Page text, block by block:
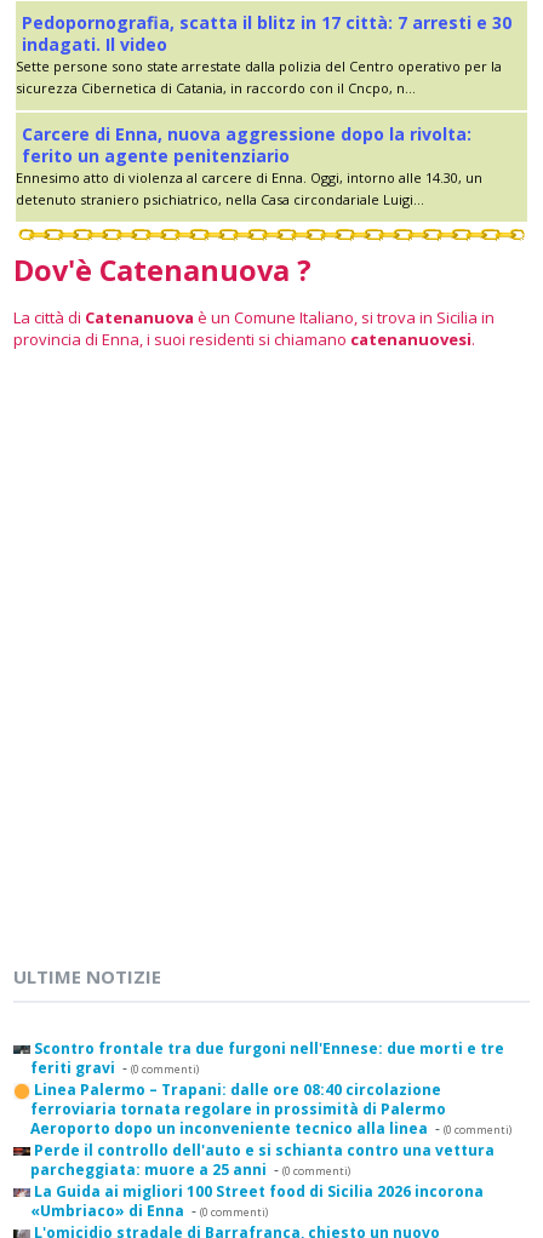
Pedopornografia, scatta il blitz in 17 città: 7 arresti e 30
indagati. Il video
Sette persone sono state arrestate dalla polizia del Centro operativo per la
sicurezza Cibernetica di Catania, in raccordo con il Cncpo, n...
Carcere di Enna, nuova aggressione dopo la rivolta:
ferito un agente penitenziario
Ennesimo atto di violenza al carcere di Enna. Oggi, intorno alle 14.30, un
detenuto straniero psichiatrico, nella Casa circondariale Luigi...
Dov'è Catenanuova ?
La città di Catenanuova è un Comune Italiano, si trova in Sicilia in
provincia di Enna, i suoi residenti si chiamano catenanuovesi.
ULTIME NOTIZIE
Scontro frontale tra due furgoni nell'Ennese: due morti e tre
feriti gravi - (0 commenti)
Linea Palermo – Trapani: dalle ore 08:40 circolazione
ferroviaria tornata regolare in prossimità di Palermo
Aeroporto dopo un inconveniente tecnico alla linea - (0 commenti)
Perde il controllo dell'auto e si schianta contro una vettura
parcheggiata: muore a 25 anni - (0 commenti)
La Guida ai migliori 100 Street food di Sicilia 2026 incorona
«Umbriaco» di Enna - (0 commenti)
L'omicidio stradale di Barrafranca, chiesto un nuovo